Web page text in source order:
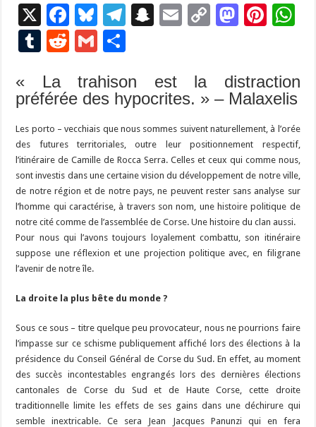
X
F
ac
e
b
o
o
k
Bl
u
es
ky
T
gr
a
m
S
p
c
h
at
E
C
Li
n
k
M
d
o
n
Pi
es
t
p
p
T
m
bl
r
R
d
di
t
G
ai
l
ta
g
er
« La trahison est la distraction
préférée des hypocrites. » – Malaxelis
Les porto – vecchiais que nous sommes suivent naturellement, à l’orée
des futures territoriales, outre leur positionnement respectif,
l’itinéraire de Camille de Rocca Serra. Celles et ceux qui comme nous,
sont investis dans une certaine vision du développement de notre ville,
de notre région et de notre pays, ne peuvent rester sans analyse sur
l’homme qui caractérise, à travers son nom, une histoire politique de
notre cité comme de l’assemblée de Corse. Une histoire du clan aussi.
Pour nous qui l’avons toujours loyalement combattu, son itinéraire
suppose une réflexion et une projection politique avec, en filigrane
l’avenir de notre île.
La droite la plus bête du monde ?
Sous ce sous – titre quelque peu provocateur, nous ne pourrions faire
l’impasse sur ce schisme publiquement affiché lors des élections à la
présidence du Conseil Général de Corse du Sud. En effet, au moment
des succès incontestables engrangés lors des dernières élections
cantonales de Corse du Sud et de Haute Corse, cette droite
traditionnelle limite les effets de ses gains dans une déchirure qui
semble inextricable. Ce sera Jean Jacques Panunzi qui en fera